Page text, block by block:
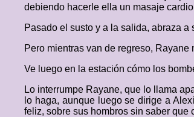
debiendo hacerle ella un masaje
Pasado el susto y a la salida, abraza
Pero mientras van de regreso,
Ve luego en la estación cómo los
Lo interrumpe Rayane, que lo llama
lo haga, aunque luego se dirige a
feliz, sobre sus hombros sin saber que